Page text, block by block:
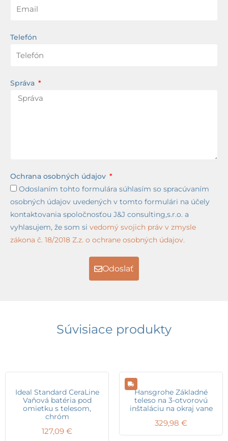
Telefón
Správa
Ochrana osobných údajov
Odoslaním tohto formulára súhlasím so spracúvaním
osobných údajov uvedených v tomto formulári na účely
kontaktovania spoločnosťou J&J consulting,s.r.o. a
vyhlasujem, že som si vedomý svojich práv v zmysle
zákona č. 18/2018 Z.z. o ochrane osobných údajov.
Odoslať
Súvisiace produkty
Ideal Standard CeraLine
Vaňová batéria pod
omietku s telesom,
chróm
127,09 €
Hansgrohe Základné
teleso na 3-otvorovú
inštaláciu na okraj vane
329,98 €